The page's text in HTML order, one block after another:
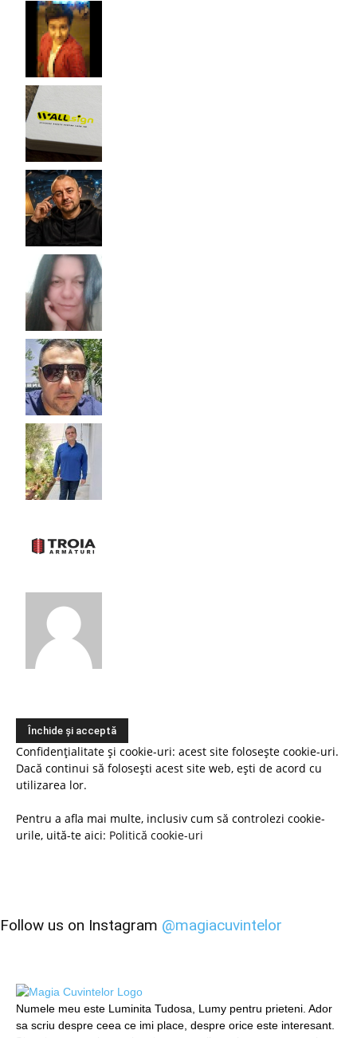
Confidențialitate și cookie-uri: acest site folosește cookie-uri.
Dacă continui să folosești acest site web, ești de acord cu
utilizarea lor.
Pentru a afla mai multe, inclusiv cum să controlezi cookie-
urile, uită-te aici: Politică cookie-uri
Follow us on Instagram @magiacuvintelor
Numele meu este Luminita Tudosa, Lumy pentru prieteni. Ador
sa scriu despre ceea ce imi place, despre orice este interesant.